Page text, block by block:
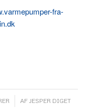
fra-
AF JESPER DIGET